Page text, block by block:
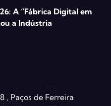
A “Fábrica Digital em
a Indústria
, Paços de Ferreira